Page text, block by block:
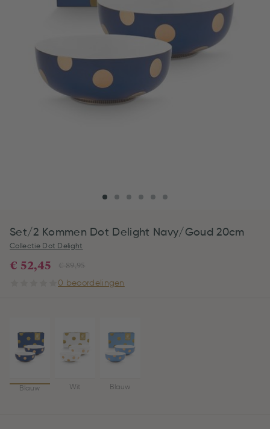
Set/2 Kommen Dot Delight Navy/Goud 20cm
Collectie Dot Delight
€ 89,95
€ 52,45
0 beoordelingen
Blauw Wit Blauw